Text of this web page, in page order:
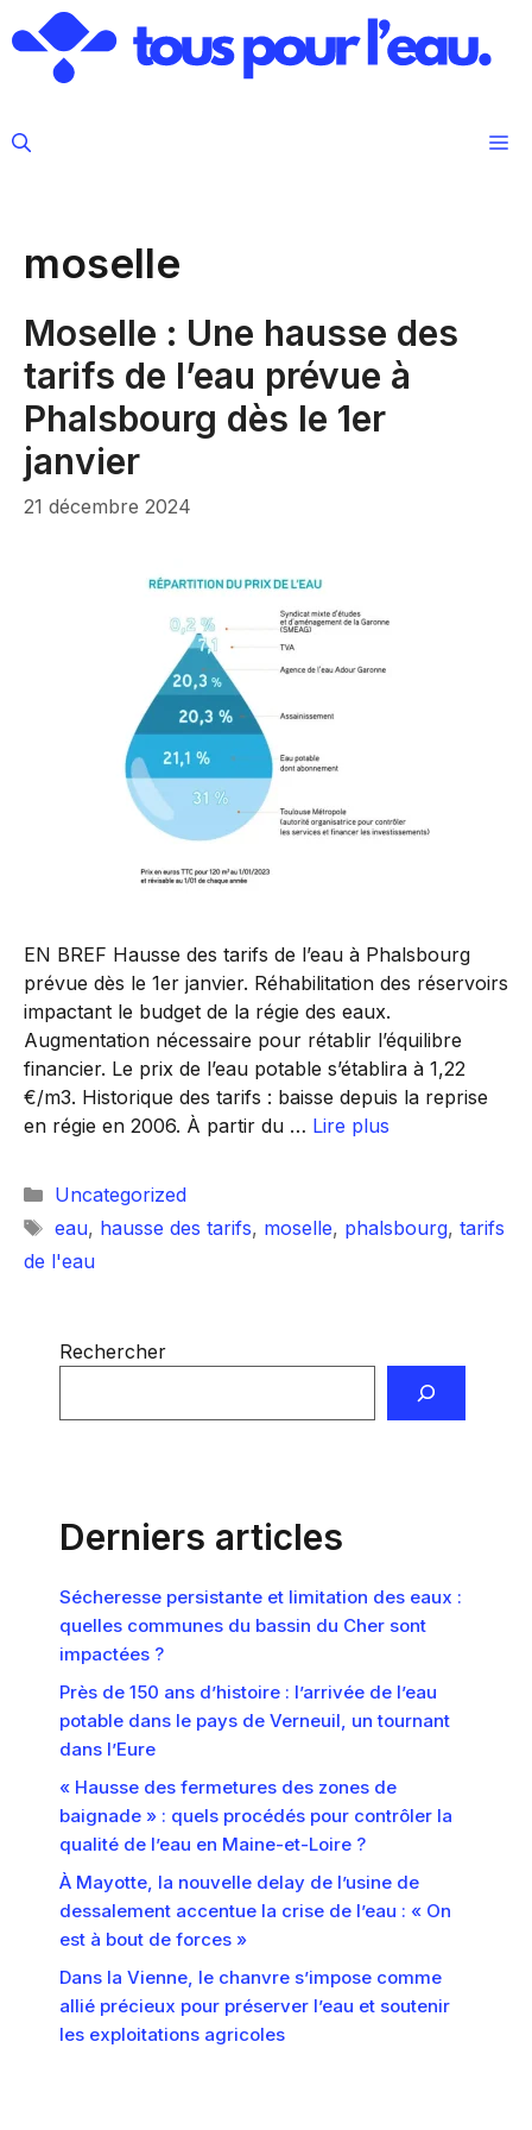
au
contenu
moselle
Moselle : Une hausse des
tarifs de l’eau prévue à
Phalsbourg dès le 1er
janvier
21 décembre 2024
EN BREF Hausse des tarifs de l’eau à Phalsbourg
prévue dès le 1er janvier. Réhabilitation des réservoirs
impactant le budget de la régie des eaux.
Augmentation nécessaire pour rétablir l’équilibre
financier. Le prix de l’eau potable s’établira à 1,22
€/m3. Historique des tarifs : baisse depuis la reprise
en régie en 2006. À partir du … Lire plus
Catégories
Uncategorized
Étiquettes
eau, hausse des tarifs, moselle, phalsbourg, tarifs
de l'eau
Rechercher
Derniers articles
Sécheresse persistante et limitation des eaux :
quelles communes du bassin du Cher sont
impactées ?
Près de 150 ans d’histoire : l’arrivée de l’eau
potable dans le pays de Verneuil, un tournant
dans l’Eure
« Hausse des fermetures des zones de
baignade » : quels procédés pour contrôler la
qualité de l’eau en Maine-et-Loire ?
À Mayotte, la nouvelle delay de l’usine de
dessalement accentue la crise de l’eau : « On
est à bout de forces »
Dans la Vienne, le chanvre s’impose comme
allié précieux pour préserver l’eau et soutenir
les exploitations agricoles